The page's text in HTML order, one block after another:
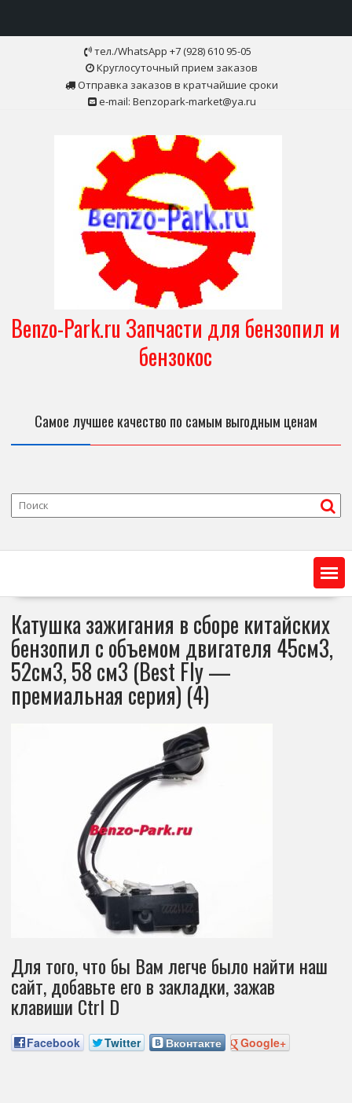
тел./WhatsApp +7 (928) 610 95-05
Круглосуточный прием заказов
Отправка заказов в кратчайшие сроки
e-mail: Benzopark-market@ya.ru
Benzo-Park.ru Запчасти для бензопил и
бензокос
Самое лучшее качество по самым выгодным ценам
Катушка зажигания в сборе китайских
бензопил с объемом двигателя 45см3,
52см3, 58 см3 (Best Fly —
премиальная серия) (4)
Для того, что бы Вам легче было найти наш
сайт, добавьте его в закладки, зажав
клавиши Ctrl D
Facebook Twitter Вконтакте Google+